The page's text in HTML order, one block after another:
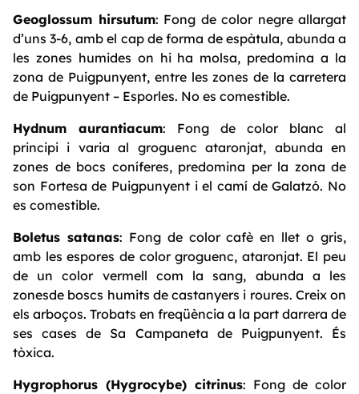
Geoglossum hirsutum: Fong de color negre allargat
d’uns 3-6, amb el cap de forma de espàtula, abunda a
les zones humides on hi ha molsa, predomina a la
zona de Puigpunyent, entre les zones de la carretera
de Puigpunyent – Esporles. No es comestible.
Hydnum aurantiacum: Fong de color blanc al
principi i varia al groguenc ataronjat, abunda en
zones de bocs coníferes, predomina per la zona de
son Fortesa de Puigpunyent i el camí de Galatzó. No
es comestible.
Boletus satanas: Fong de color cafè en llet o gris,
amb les espores de color groguenc, ataronjat. El peu
de un color vermell com la sang, abunda a les
zonesde boscs humits de castanyers i roures. Creix on
els arboços. Trobats en freqüència a la part darrera de
ses cases de Sa Campaneta de Puigpunyent. És
tòxica.
Hygrophorus (Hygrocybe) citrinus: Fong de color